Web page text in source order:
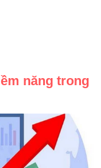
năng trong